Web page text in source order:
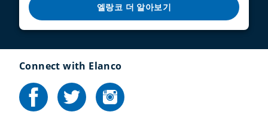
엘랑코 더 알아보기
Connect with Elanco